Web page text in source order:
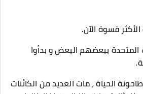
قسوة الآن.
المتحدة ببعضهم البعض و بدأوا
الحياة ، مات العديد من الكائنات